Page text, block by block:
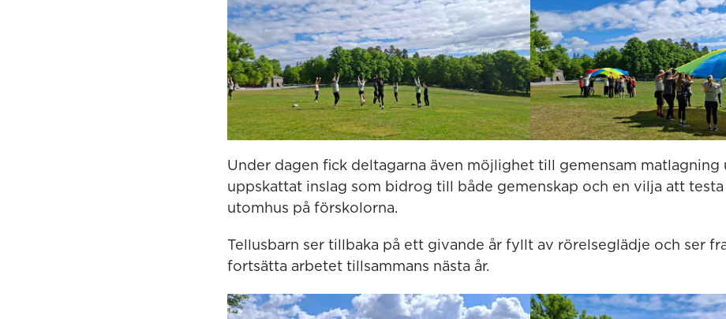
Under dagen fick deltagarna även möjlighet till gemensam matlagning
uppskattat inslag som bidrog till både gemenskap och en vilja att
utomhus på förskolorna.
Tellusbarn ser tillbaka på ett givande år fyllt av rörelseglädje och ser
fortsätta arbetet tillsammans nästa år.